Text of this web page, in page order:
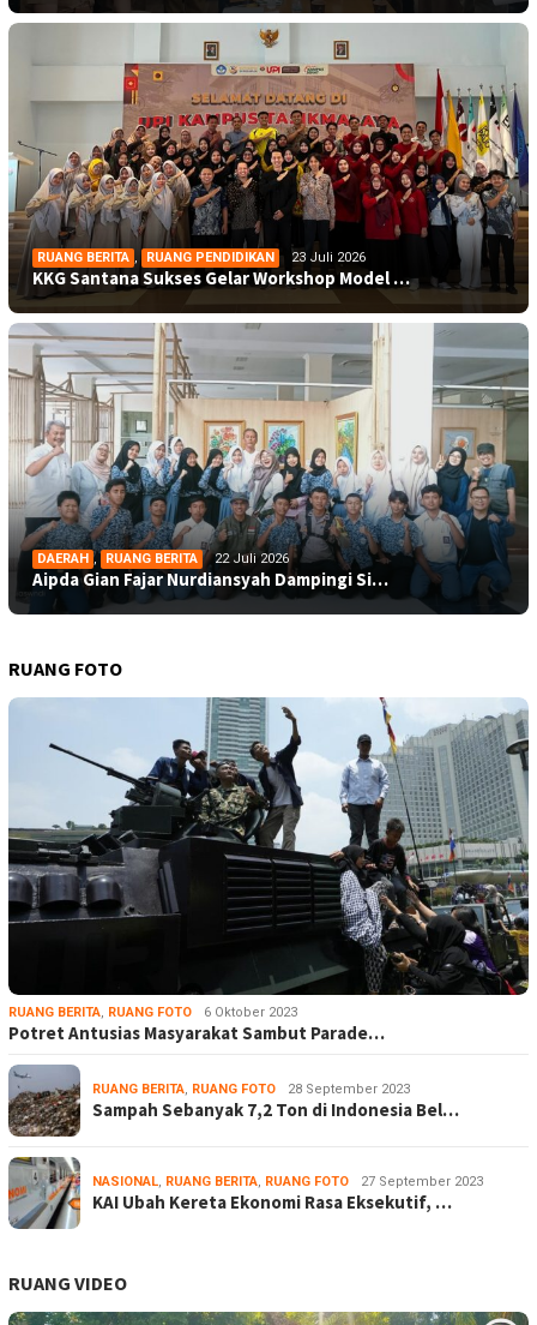
RUANG BERITA , RUANG PENDIDIKAN 23 Juli 2026
KKG Santana Sukses Gelar Workshop Model …
DAERAH , RUANG BERITA 22 Juli 2026
Aipda Gian Fajar Nurdiansyah Dampingi Si…
RUANG FOTO
RUANG BERITA, RUANG FOTO 6 Oktober 2023
Potret Antusias Masyarakat Sambut Parade…
RUANG BERITA, RUANG FOTO 28 September 2023
Sampah Sebanyak 7,2 Ton di Indonesia Bel…
NASIONAL, RUANG BERITA, RUANG FOTO 27 September 2023
KAI Ubah Kereta Ekonomi Rasa Eksekutif, …
RUANG VIDEO